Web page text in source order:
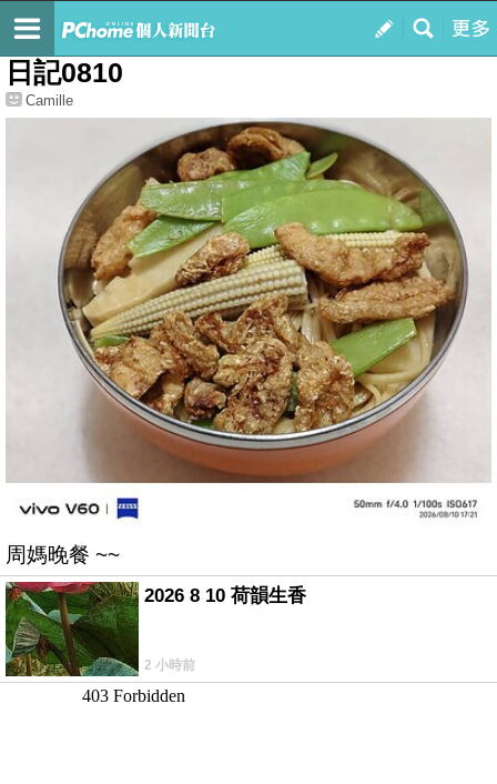
我的
最新文章
日記0810
Camille
周媽晚餐 ~~
2026 8 10 荷韻生香
2 小時前